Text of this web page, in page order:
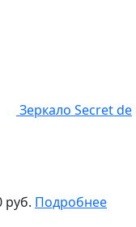
Зеркало Secret de
руб. Подробнее